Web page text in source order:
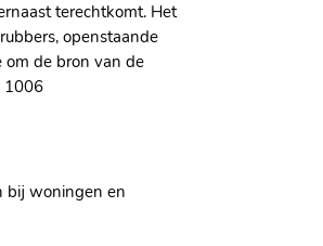
terechtkomt. Het
openstaande
de bron van de
1006
bij woningen en